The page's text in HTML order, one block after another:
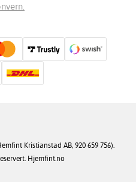
Kristianstad AB, 920 659 756).
Hjemfint.no